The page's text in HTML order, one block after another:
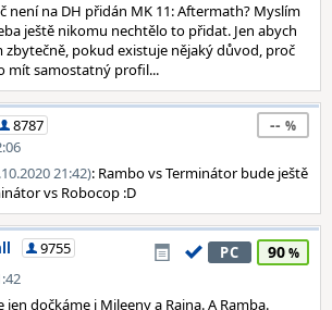
není na DH přidán MK 11: Aftermath? Myslím
ještě nikomu nechtělo to přidat. Jen abych
pokud existuje nějaký důvod, proč
mít samostatný profil...
8787
--
21:42): Rambo vs Terminátor bude ještě
vs Robocop :D
9755
PC 90
jen dočkáme i Mileeny a Raina. A Ramba.